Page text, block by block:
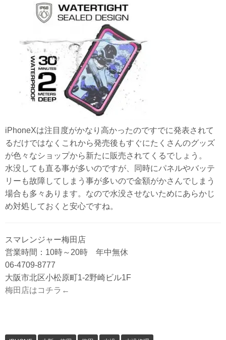
iPhoneXは注目度がかなり高かったのですでに発表されて
るだけではなくこれから発売後もすぐにたくさんのグッズ
が色々なショップから新たに販売されてくるでしょう。
水没しても直る事が多いのですが、同時にパネルやバッテ
リーも故障してしまう事が多いので金額がかさんでしまう
場合も多々あります。なので水没させないためにあらかじ
め対処しておくと安心ですね。
スマレンジャー梅田店
営業時間：10時～20時 年中無休
06-4709-8777
大阪市北区小松原町1-2野崎ビル1F
梅田店はコチラ←